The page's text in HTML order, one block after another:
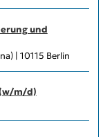
und
| 10115 Berlin
m/d)